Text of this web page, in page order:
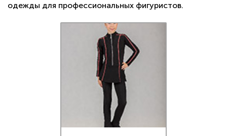
одежды для профессиональных фигуристов.